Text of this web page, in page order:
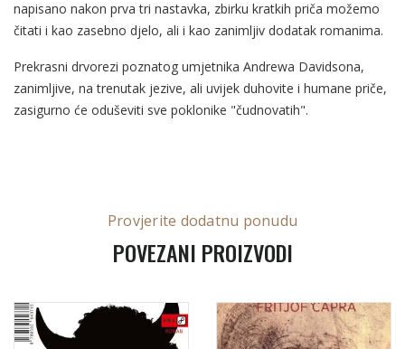
napisano nakon prva tri nastavka, zbirku kratkih priča možemo
čitati i kao zasebno djelo, ali i kao zanimljiv dodatak romanima.
Prekrasni drvorezi poznatog umjetnika Andrewa Davidsona,
zanimljive, na trenutak jezive, ali uvijek duhovite i humane priče,
zasigurno će oduševiti sve poklonike "čudnovatih".
Provjerite dodatnu ponudu
POVEZANI PROIZVODI